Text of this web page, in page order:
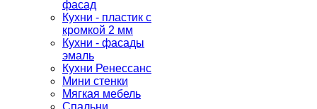
фасад
Кухни - пластик c
кромкой 2 мм
Кухни - фасады
эмаль
Кухни Ренессанс
Мини стенки
Мягкая мебель
Спальни